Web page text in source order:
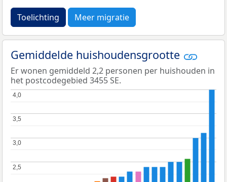
Toelichting Meer migratie
Gemiddelde huishoudensgrootte
Er wonen gemiddeld 2,2 personen per huishouden in
het postcodegebied 3455 SE.
2,5
2,5
3,0
3,0
3,5
3,5
4,0
4,0